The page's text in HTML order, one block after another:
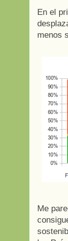
En el
menos
Me